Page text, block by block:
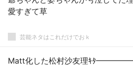
愛すぎて草
芸能ネタはこれだけでおｋ
Matt化した松村沙友理ｷﾀ